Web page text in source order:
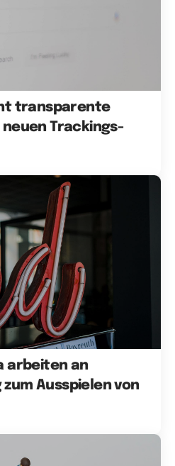
transparente
Trackings-
arbeiten an
Ausspielen von